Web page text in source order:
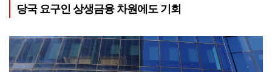
당국 요구인 상생금융 차원에도 기회